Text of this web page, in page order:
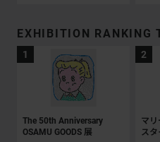
EXHIBITION RANKING
The 50th Anniversary
OSAMU GOODS 展
マリ
スタ